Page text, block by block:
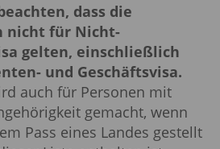
dass die
nicht für Nicht-
gelten, einschließlich
und Geschäftsvisa.
auch für Personen mit
gemacht, wenn
Pass eines Landes gestellt